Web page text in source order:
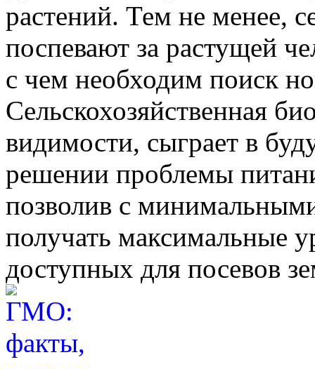
растений. Тем не менее,
поспевают за растущей
с чем необходим поиск
Сельскохозяйственная
видимости, сыграет в
решении проблемы
позволив с
получать максимальные
доступных для посевов